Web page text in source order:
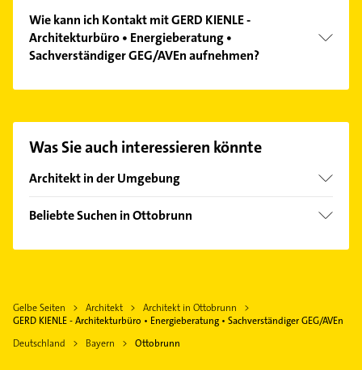
Wie kann ich Kontakt mit GERD KIENLE -
Architekturbüro • Energieberatung •
Sachverständiger GEG/AVEn aufnehmen?
oder Mail in unserem Kontaktdaten-Bereich
auswählen. Hier finden Sie alle
Was Sie auch interessieren könnte
Architekt in der Umgebung
Neubiberg
Hohenbrunn
Höhenkirchen-Siegertsbrunn
Haar Kreis München
Beliebte Suchen in Ottobrunn
Steuerberater
Gelbe Seiten Architekt
Architekt in Ottobrunn
GERD KIENLE - Architekturbüro • Energieberatung • Sachverständiger GEG/AVEn
Deutschland
Bayern Ottobrunn